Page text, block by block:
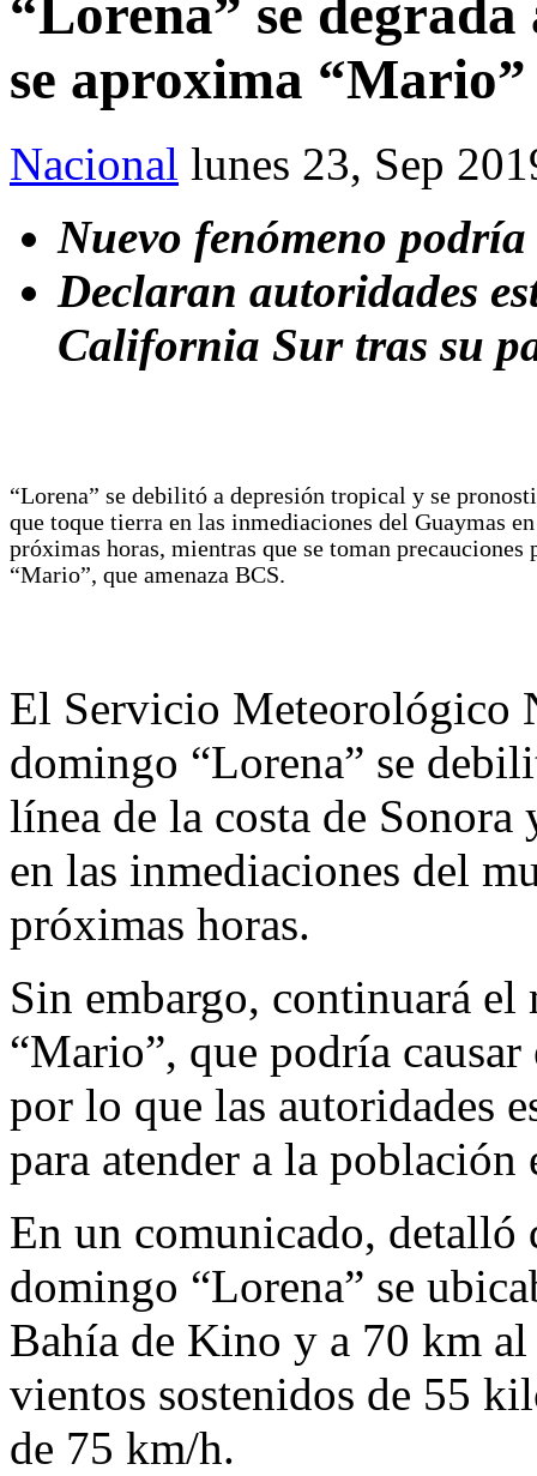
“Lorena” se
se aproxima “Mario”
Nacional lunes 23, Sep
Nuevo fenómeno
Declaran autoridades
California Sur tras su
“Lorena” se debilitó a depresión tropical y se
que toque tierra en las inmediaciones del Guaymas
próximas horas, mientras que se toman precauciones
“Mario”, que amenaza BCS.
El Servicio Meteorológico
domingo “Lorena” se
línea de la costa de
en las inmediaciones del
próximas horas.
Sin embargo, continuará
“Mario”, que podría
por lo que las autoridades
para atender a la
En un comunicado, detalló
domingo “Lorena” se
Bahía de Kino y a 70 km
vientos sostenidos de 55
de 75 km/h.